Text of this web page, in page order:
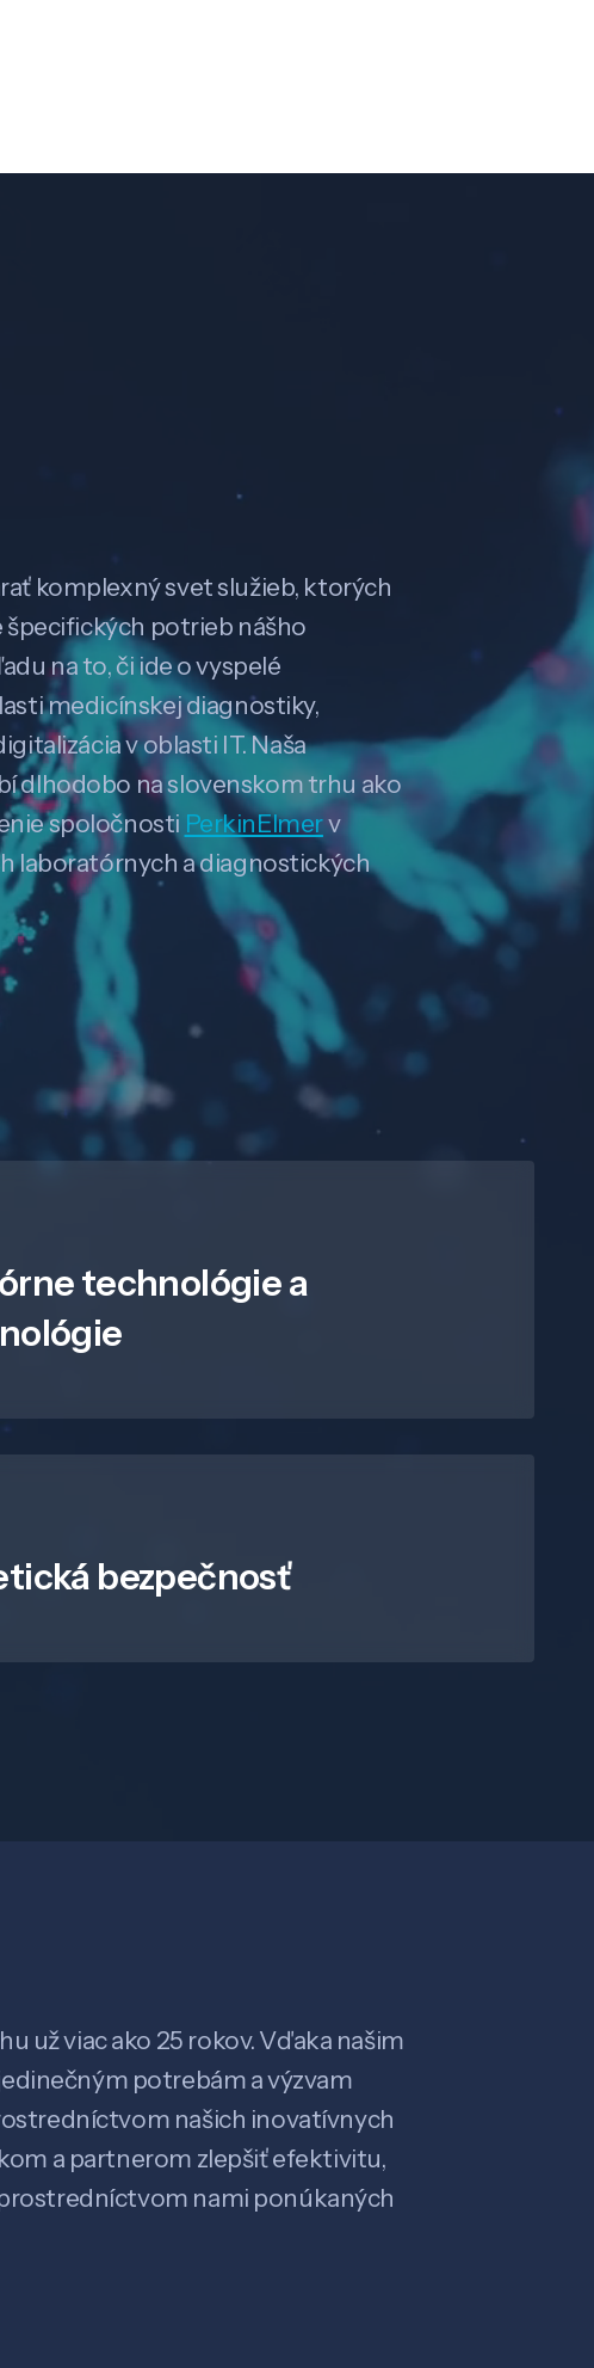
komplexný svet služieb, ktorých
špecifických potrieb nášho
na to, či ide o vyspelé
medicínskej diagnostiky,
v oblasti IT. Naša
dlhodobo na slovenskom trhu ako
spoločnosti PerkinElmerv
laboratórnych a diagnostických
technológie a
bezpečnosť
už viac ako 25 rokov. Vďaka našim
potrebám a výzvam
našich inovatívnych
a partnerom zlepšiť efektivitu,
nami ponúkaných